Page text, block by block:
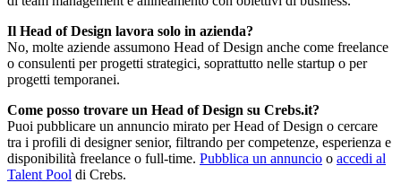
Il Head of Design lavora solo in azienda?
No, molte aziende assumono Head of Design anche come freelance
o consulenti per progetti strategici, soprattutto nelle startup o per
progetti temporanei.
Come posso trovare un Head of Design su Crebs.it?
Puoi pubblicare un annuncio mirato per Head of Design o cercare
tra i profili di designer senior, filtrando per competenze, esperienza e
disponibilità freelance o full-time. Pubblica un annuncio o accedi al
Talent Pool di Crebs.